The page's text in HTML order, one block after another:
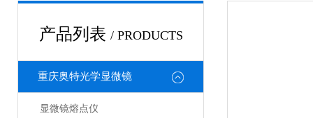
产品列表 / PRODUCTS
重庆奥特光学显微镜
显微镜熔点仪